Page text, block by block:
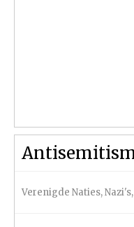
Verenigde Naties,Nazi's,